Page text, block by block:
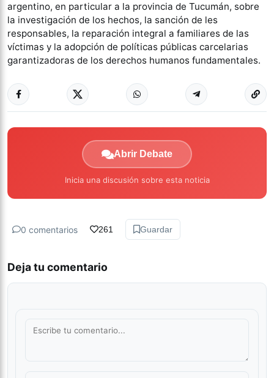
argentino, en particular a la provincia de Tucumán, sobre
la investigación de los hechos, la sanción de les
responsables, la reparación integral a familiares de las
víctimas y la adopción de políticas públicas carcelarias
garantizadoras de los derechos humanos fundamentales.
Abrir Debate
Inicia una discusión sobre esta noticia
0 comentarios 261 Guardar
Deja tu comentario